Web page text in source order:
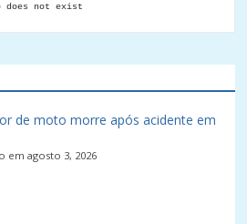
does not exist
de moto morre após acidente em
em agosto 3, 2026